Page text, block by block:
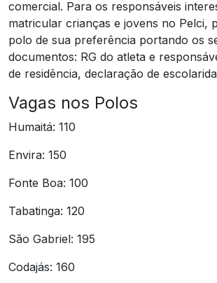
comercial. Para os responsáveis
matricular crianças e jovens no Pelci,
polo de sua preferência portando os
documentos: RG do atleta e
de residência, declaração de
Vagas nos Polos
Humaitá: 110
Envira: 150
Fonte Boa: 100
Tabatinga: 120
São Gabriel: 195
Codajás: 160